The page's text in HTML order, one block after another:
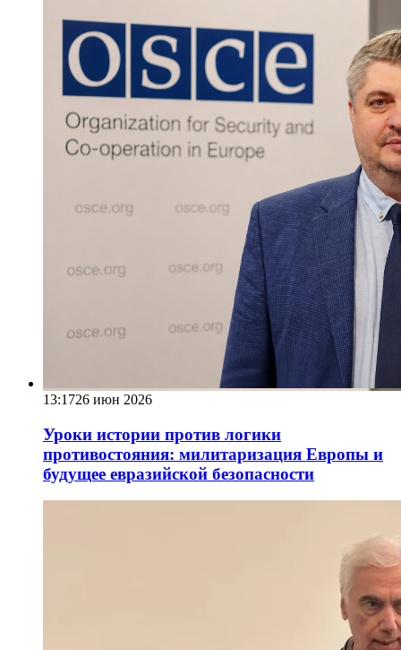
13:1726 июн 2026
Уроки истории против логики
противостояния: милитаризация Европы и
будущее евразийской безопасности